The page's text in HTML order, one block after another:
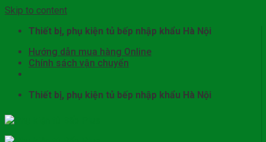
Skip to content
Thiết bị, phụ kiện tủ bếp nhập khẩu Hà Nội
Hướng dẫn mua hàng Online
Chính sách vận chuyển
Thiết bị, phụ kiện tủ bếp nhập khẩu Hà Nội